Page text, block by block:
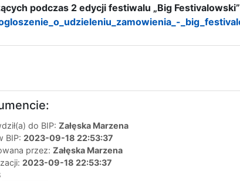
podczas 2 edycji festiwalu „Big
do BIP: Załęska Marzena
BIP: 2023-09-18 22:53:37
przez: Załęska Marzena
2023-09-18 22:53:37